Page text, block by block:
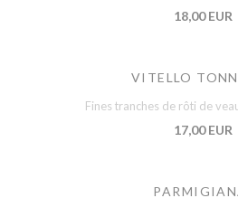
18,00 EUR
VITELLO
Fines tranches de rôti de
17,00 EUR